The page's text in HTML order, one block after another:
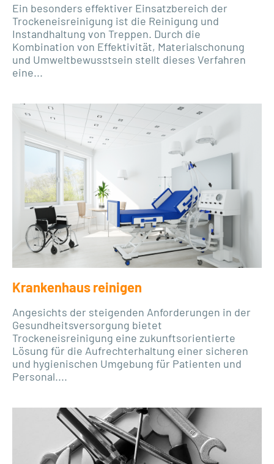
Ein besonders effektiver Einsatzbereich der
Trockeneisreinigung ist die Reinigung und
Instandhaltung von Treppen. Durch die
Kombination von Effektivität, Materialschonung
und Umweltbewusstsein stellt dieses Verfahren
eine...
Krankenhaus reinigen
Angesichts der steigenden Anforderungen in der
Gesundheitsversorgung bietet
Trockeneisreinigung eine zukunftsorientierte
Lösung für die Aufrechterhaltung einer sicheren
und hygienischen Umgebung für Patienten und
Personal....